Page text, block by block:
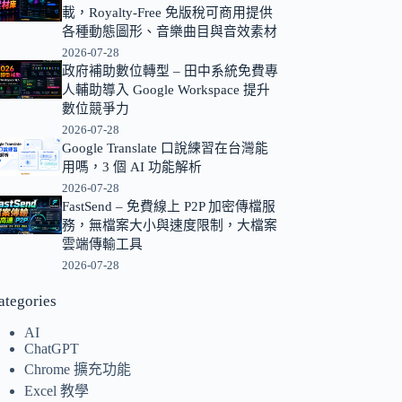
載，Royalty-Free 免版稅可商用提供
各種動態圖形、音樂曲目與音效素材
2026-07-28
政府補助數位轉型 – 田中系統免費專
人輔助導入 Google Workspace 提升
數位競爭力
2026-07-28
Google Translate 口說練習在台灣能
用嗎，3 個 AI 功能解析
2026-07-28
FastSend – 免費線上 P2P 加密傳檔服
務，無檔案大小與速度限制，大檔案
雲端傳輸工具
2026-07-28
AI
ChatGPT
Chrome 擴充功能
Excel 教學